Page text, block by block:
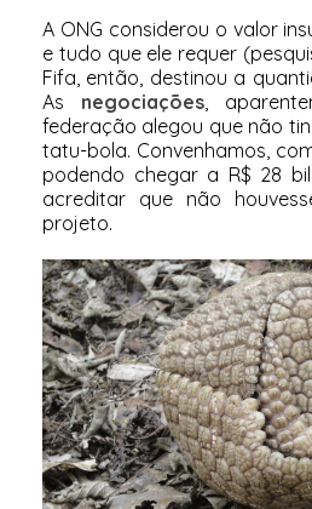
A ONG considerou o valor
e tudo que ele requer
Fifa, então, destinou a
As negociações,
federação alegou que não
tatu-bola. Convenhamos,
podendo chegar a R$ 28
acreditar que não
projeto.